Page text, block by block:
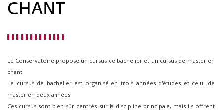
CHANT
Le Conservatoire propose un cursus de bachelier et un cursus de master en
chant.
Le cursus de bachelier est organisé en trois années d'études et celui de
master en deux années.
Ces cursus sont bien sûr centrés sur la discipline principale, mais ils offrent